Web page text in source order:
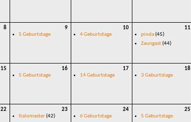
8
9
5 Geburtstage
10
4 Geburtstage
11
pinda(45)
Zaungast(44)
15
16
5 Geburtstage
17
14 Geburtstage
18
3 Geburtstage
22
23
Italomaster(42)
24
6 Geburtstage
25
5 Geburtstage